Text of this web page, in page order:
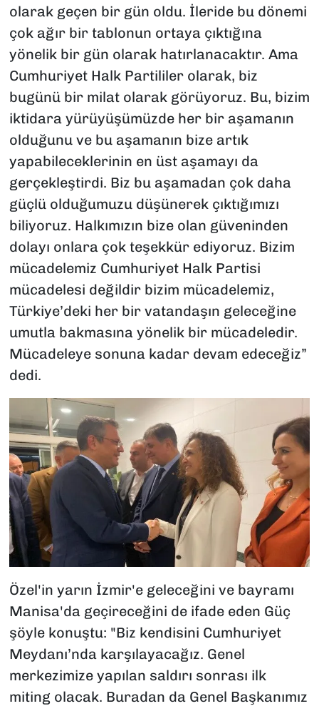
olarak geçen bir gün oldu. İleride bu dönemi
çok ağır bir tablonun ortaya çıktığına
yönelik bir gün olarak hatırlanacaktır. Ama
Cumhuriyet Halk Partililer olarak, biz
bugünü bir milat olarak görüyoruz. Bu, bizim
iktidara yürüyüşümüzde her bir aşamanın
olduğunu ve bu aşamanın bize artık
yapabileceklerinin en üst aşamayı da
gerçekleştirdi. Biz bu aşamadan çok daha
güçlü olduğumuzu düşünerek çıktığımızı
biliyoruz. Halkımızın bize olan güveninden
dolayı onlara çok teşekkür ediyoruz. Bizim
mücadelemiz Cumhuriyet Halk Partisi
mücadelesi değildir bizim mücadelemiz,
Türkiye’deki her bir vatandaşın geleceğine
umutla bakmasına yönelik bir mücadeledir.
Mücadeleye sonuna kadar devam edeceğiz”
dedi.
Özel'in yarın İzmir'e geleceğini ve bayramı
Manisa'da geçireceğini de ifade eden Güç
şöyle konuştu: "Biz kendisini Cumhuriyet
Meydanı’nda karşılayacağız. Genel
merkezimize yapılan saldırı sonrası ilk
miting olacak. Buradan da Genel Başkanımız